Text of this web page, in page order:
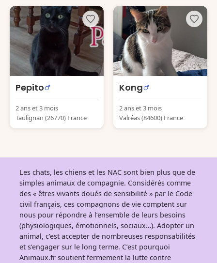
Pepito
2 ans et 3 mois
Taulignan (26770) France
Kong
2 ans et 3 mois
Valréas (84600) France
Les chats, les chiens et les NAC sont bien plus que de
simples animaux de compagnie. Considérés comme
des « êtres vivants doués de sensibilité » par le Code
civil français, ces compagnons de vie comptent sur
nous pour répondre à l’ensemble de leurs besoins
(physiologiques, émotionnels, sociaux…). Adopter un
animal, c’est accepter de nombreuses responsabilités
et s’engager sur le long terme. C’est pourquoi
Animaux.fr soutient fermement la lutte contre